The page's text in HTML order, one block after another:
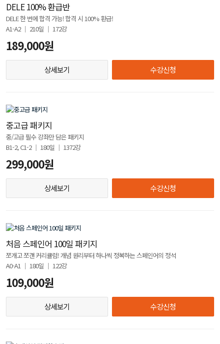
DELE 100% 환급반
DELE 한 번에 합격 가능! 합격 시 100% 환급!
A1-A2 │ 210일 │ 172강
189,000원
상세보기 수강신청
중고급 패키지
중/고급 필수 강좌만 담은 패키지
B1-2, C1-2 │ 180일 │ 1372강
299,000원
상세보기 수강신청
처음 스페인어 100일 패키지
쪼개고 쪼갠 커리큘럼! 개념 원리부터 하나씩 정복하는 스페인어의 정석
A0-A1 │ 180일 │ 122강
109,000원
상세보기 수강신청